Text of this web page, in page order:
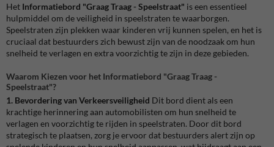
Het Informatiebord "Graag Traag - Speelstraat" is een essentieel
hulpmiddel om de veiligheid in speelstraten te waarborgen.
Speelstraten zijn plekken waar kinderen vrij kunnen spelen, en het is
cruciaal dat bestuurders zich bewust zijn van de noodzaak om hun
snelheid te verlagen en extra voorzichtig te zijn in deze gebieden.
Waarom Kiezen voor het Informatiebord "Graag Traag -
Speelstraat"?
1. Bevordering van Verkeersveiligheid Dit bord dient als een
krachtige herinnering aan automobilisten om hun snelheid te
verlagen en voorzichtig te rijden in speelstraten. Door dit bord
strategisch te plaatsen, zorg je ervoor dat bestuurders alert zijn op